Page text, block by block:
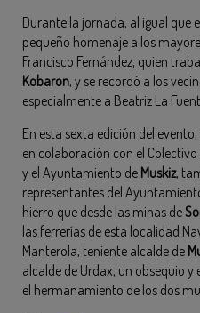
Durante la jornada, al igual que
pequeño homenaje a los
Francisco Fernández, quien
Kobaron, y se recordó a los
especialmente a Beatriz La
En esta sexta edición del
en colaboración con el
y el Ayuntamiento de Muskiz,
representantes del
hierro que desde las minas de
las ferrerías de esta localidad
Manterola, teniente alcalde de
alcalde de Urdax, un obsequio
el hermanamiento de los dos